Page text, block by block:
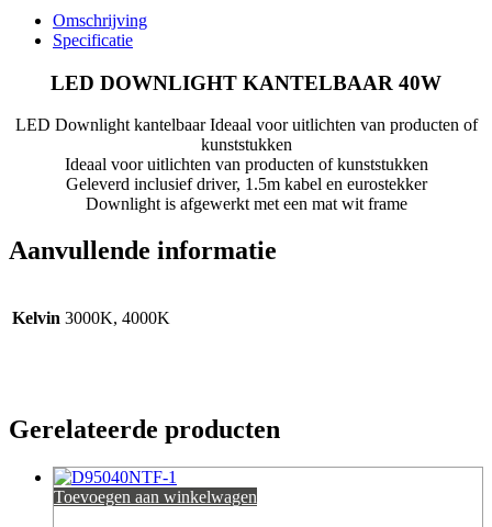
MM
aantal
Omschrijving
Specificatie
LED DOWNLIGHT KANTELBAAR 40W
LED Downlight kantelbaar Ideaal voor uitlichten van producten of
kunststukken
Ideaal voor uitlichten van producten of kunststukken
Geleverd inclusief driver, 1.5m kabel en eurostekker
Downlight is afgewerkt met een mat wit frame
Aanvullende informatie
Kelvin 3000K, 4000K
Gerelateerde producten
Toevoegen aan winkelwagen